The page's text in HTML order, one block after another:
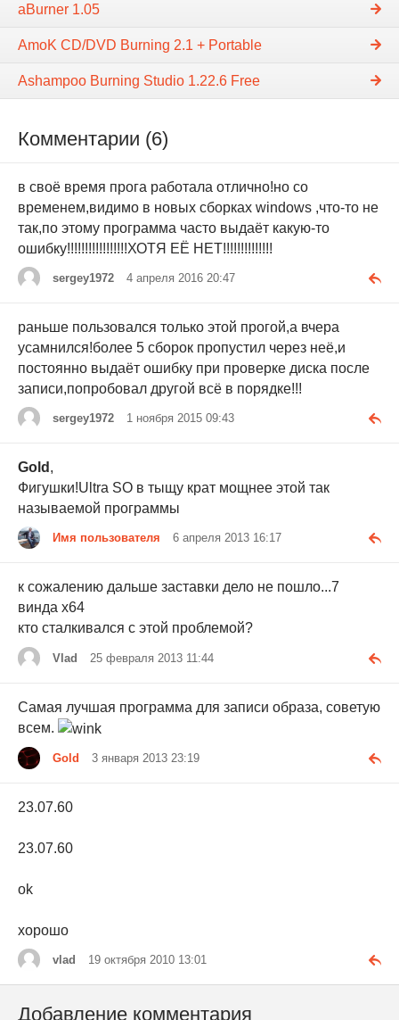
aBurner 1.05
AmoK CD/DVD Burning 2.1 + Portable
Ashampoo Burning Studio 1.22.6 Free
Комментарии (6)
в своё время прога работала отлично!но со
временем,видимо в новых сборках windows ,что-то не
так,по этому программа часто выдаёт какую-то
ошибку!!!!!!!!!!!!!!!!!ХОТЯ ЕЁ НЕТ!!!!!!!!!!!!!!
sergey1972 4 апреля 2016 20:47
раньше пользовался только этой прогой,а вчера
усамнилcя!более 5 сборок пропустил через неё,и
постоянно выдаёт ошибку при проверке диска после
записи,попробовал другой всё в порядке!!!
sergey1972 1 ноября 2015 09:43
Gold ,
Фигушки!Ultra SO в тыщу крат мощнее этой так
называемой программы
Имя пользователя 6 апреля 2013 16:17
к сожалению дальше заставки дело не пошло...7
винда х64
кто сталкивался с этой проблемой?
Vlad 25 февраля 2013 11:44
Самая лучшая программа для записи образа, советую
всем.
Gold 3 января 2013 23:19
23.07.60
23.07.60
ok
хорошо
vlad 19 октября 2010 13:01
Добавление комментария